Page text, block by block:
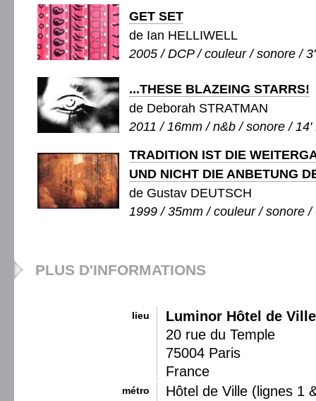
GET SET
de Ian HELLIWELL
2005 / DCP / couleur / sonore /
...THESE BLAZEING STARRS!
de Deborah STRATMAN
2011 / 16mm / n&b / sonore / 14'
TRADITION IST DIE
UND NICHT DIE ANBETUNG
de Gustav DEUTSCH
1999 / 35mm / couleur / sonore /
PLUS D'INFORMATIONS
lieu
Luminor Hôtel de Ville
20 rue du Temple
75004 Paris
France
métro
Hôtel de Ville (lignes 1